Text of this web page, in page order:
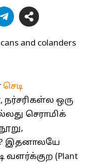
செடி
ஒரு
செராமிக்
இதனாலயே
வளர்க்குற (Plant